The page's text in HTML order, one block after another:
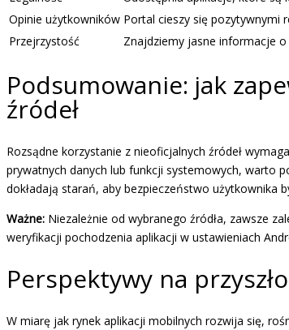
Opinie użytkowników Portal cieszy się pozytywnymi
Przejrzystość
Znajdziemy jasne informacje
Podsumowanie: jak
źródeł
Rozsądne korzystanie z nieoficjalnych źródeł
prywatnych danych lub funkcji systemowych, warto
dokładają starań, aby bezpieczeństwo użytkownika
Ważne: Niezależnie od wybranego źródła, zawsze
weryfikacji pochodzenia aplikacji w ustawieniach
Perspektywy na
W miarę jak rynek aplikacji mobilnych rozwija się,